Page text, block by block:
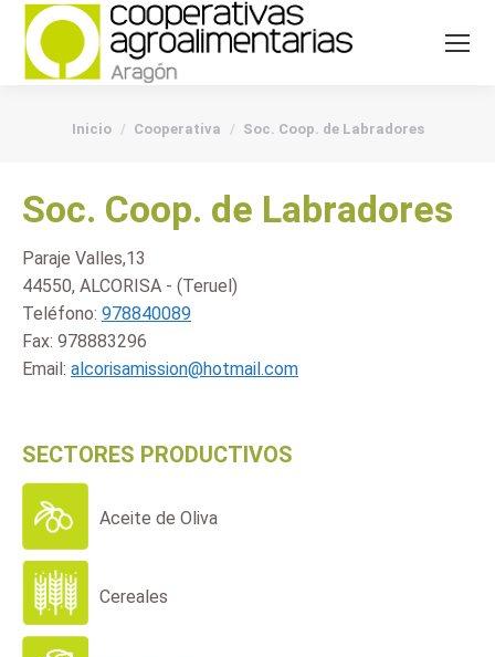
You are here:
Inicio Cooperativa Soc. Coop. de Labradores
Soc. Coop. de Labradores
Paraje Valles,13
44550, ALCORISA - (Teruel)
Teléfono: 978840089
Fax: 978883296
Email: alcorisamission@hotmail.com
SECTORES PRODUCTIVOS
Aceite de Oliva
Cereales